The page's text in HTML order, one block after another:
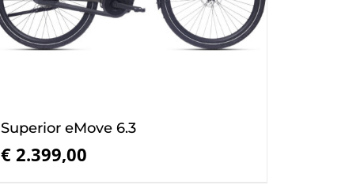
Superior eMove 6.3
€2.399,00